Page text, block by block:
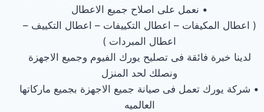
• نعمل على اصلاح جميع الاعطال
( اعطال المكيفات – اعطال التكييفات – اعطال التكييف –
اعطال المبردات )
لدينا خبرة فائقة فى تصليح يورك الفيوم وجميع الاجهزة
ونصلك لحد المنزل
• شركة يورك تعمل فى صيانة جميع الاجهزة بجميع ماركاتها
العالميه